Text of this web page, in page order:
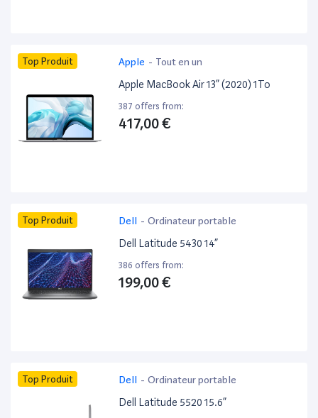
Top Produit Apple - Tout en un
Apple MacBook Air 13” (2020) 1To
387 offers from:
417,00 €
Top Produit Dell - Ordinateur portable
Dell Latitude 5430 14”
386 offers from:
199,00 €
Top Produit Dell - Ordinateur portable
Dell Latitude 5520 15.6”